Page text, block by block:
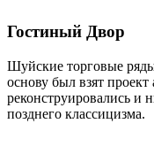
Гостиный Двор
Шуйские торговые
основу был взят
реконструировались
позднего классицизма.